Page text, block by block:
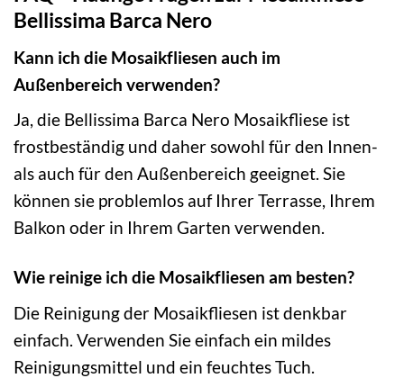
Bellissima Barca Nero
Kann ich die Mosaikfliesen auch im
Außenbereich verwenden?
Ja, die Bellissima Barca Nero Mosaikfliese ist
frostbeständig und daher sowohl für den Innen-
als auch für den Außenbereich geeignet. Sie
können sie problemlos auf Ihrer Terrasse, Ihrem
Balkon oder in Ihrem Garten verwenden.
Wie reinige ich die Mosaikfliesen am besten?
Die Reinigung der Mosaikfliesen ist denkbar
einfach. Verwenden Sie einfach ein mildes
Reinigungsmittel und ein feuchtes Tuch.